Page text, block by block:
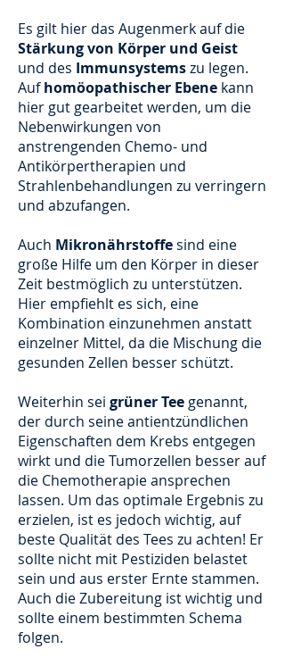
Es gilt hier das Augenmerk auf die
Stärkung von Körper und Geist
und des Immunsystemszu legen.
Aufhomöopathischer Ebene kann
hier gut gearbeitet werden, um die
Nebenwirkungen von
anstrengenden Chemo- und
Antikörpertherapien und
Strahlenbehandlungen zu verringern
und abzufangen.
Auch Mikronährstoffesind eine
große Hilfe um den Körper in dieser
Zeit bestmöglich zu unterstützen.
Hier empfiehlt es sich, eine
Kombination einzunehmen anstatt
einzelner Mittel, da die Mischung die
gesunden Zellen besser schützt.
Weiterhin sei grüner Tee genannt,
der durch seine antientzündlichen
Eigenschaften dem Krebs entgegen
wirkt und die Tumorzellen besser auf
die Chemotherapie ansprechen
lassen. Um das optimale Ergebnis zu
erzielen, ist es jedoch wichtig, auf
beste Qualität des Tees zu achten! Er
sollte nicht mit Pestiziden belastet
sein und aus erster Ernte stammen.
Auch die Zubereitung ist wichtig und
sollte einem bestimmten Schema
folgen.